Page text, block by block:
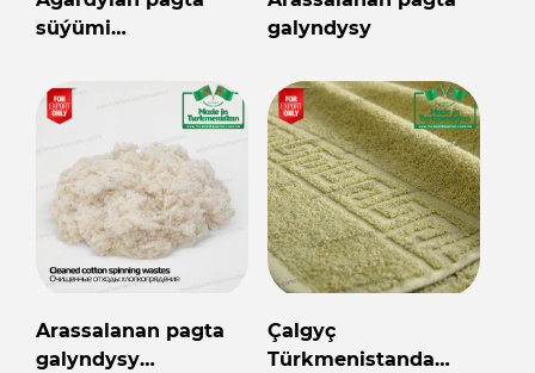
süýümi
önümi
galyndysy
Arassalanan pagta
galyndysy
Çalgyç
Türkmenistanda